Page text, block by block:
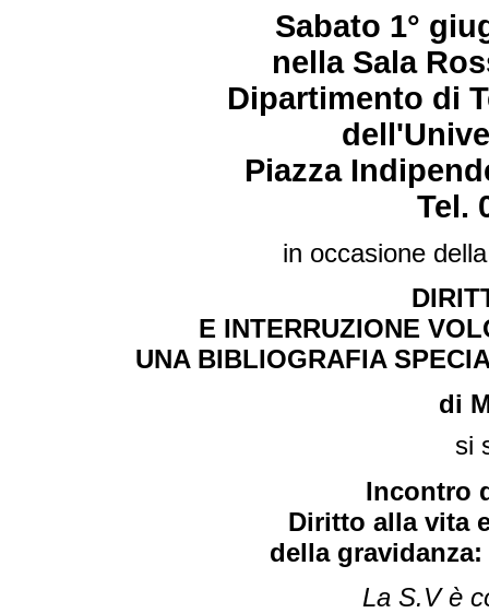
Sabato 1°
nella Sala
Dipartimento di
Piazza
Tel.
in occasione
E INTERRUZIONE
UNA BIBLIOGRAFIA
di
si
Incontro
Diritto alla vita
della
La S.V è